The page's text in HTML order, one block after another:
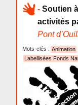
- Soutien
activités
Pont
Mots-clés : Animation
Labellisées Fonds